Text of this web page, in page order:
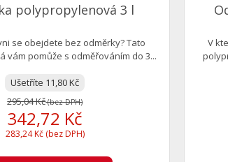
polypropylenová 3 l
se obejdete bez odměrky? Tato
vám pomůže s odměřováním do 3...
Ušetříte 11,80 Kč
295,04 Kč(bez DPH)
342,72 Kč
283,24 Kč (bez DPH)
V